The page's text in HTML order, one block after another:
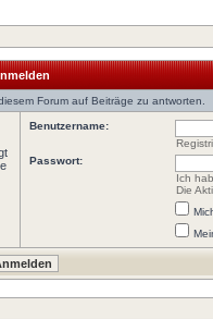
Forum auf Beiträge zu antworten.
Benutzername:
Passwort:
Ich
Die